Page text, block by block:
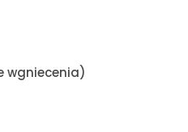
wgniecenia)